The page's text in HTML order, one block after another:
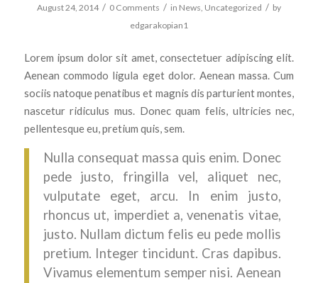
August 24, 2014 / 0 Comments / in News Uncategorized / by
edgarakopian1
Lorem ipsum dolor sit amet, consectetuer adipiscing elit.
Aenean commodo ligula eget dolor. Aenean massa. Cum
sociis natoque penatibus et magnis dis parturient montes,
nascetur ridiculus mus. Donec quam felis, ultricies nec,
pellentesque eu, pretium quis, sem.
Nulla consequat massa quis enim. Donec
pede justo, fringilla vel, aliquet nec,
vulputate eget, arcu. In enim justo,
rhoncus ut, imperdiet a, venenatis vitae,
justo. Nullam dictum felis eu pede mollis
pretium. Integer tincidunt. Cras dapibus.
Vivamus elementum semper nisi. Aenean